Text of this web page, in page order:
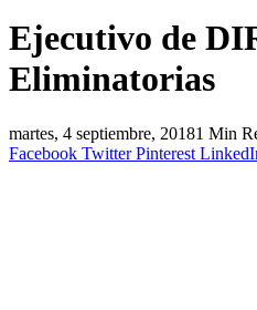
Ejecutivo de
Eliminatorias
martes, 4 septiembre, 20181 Min
Facebook Twitter Pinterest